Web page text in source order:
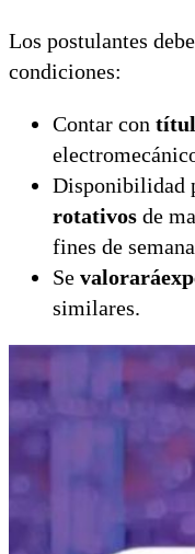
Los postulantes
condiciones:
Contar con
Disponibilidad
rotativos de
fines de
Se
similares.